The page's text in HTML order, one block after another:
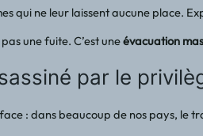
qui ne leur laissent aucune place.
pas une fuite. C’est uneévacuation
par le
: dans beaucoup de nos pays, le